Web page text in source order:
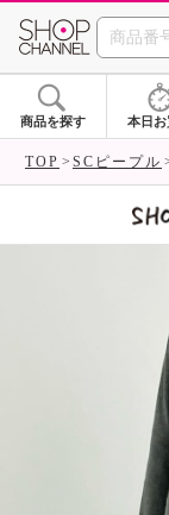
商品を探す 本日お
TOP SCピープル